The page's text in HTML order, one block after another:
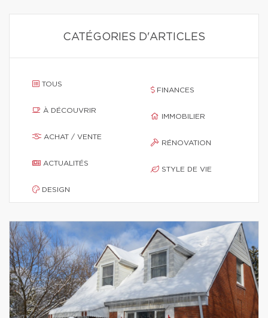
CATÉGORIES D'ARTICLES
TOUS
À DÉCOUVRIR
ACHAT / VENTE
ACTUALITÉS
DESIGN
FINANCES
IMMOBILIER
RÉNOVATION
STYLE DE VIE